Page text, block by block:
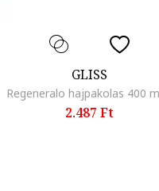
GLISS
2.487 Ft